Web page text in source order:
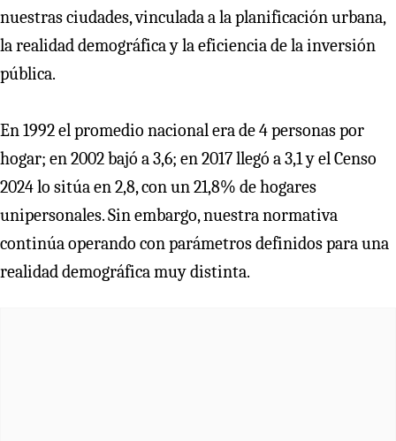
nuestras ciudades, vinculada a la planificación urbana,
la realidad demográfica y la eficiencia de la inversión
pública.
En 1992 el promedio nacional era de 4 personas por
hogar; en 2002 bajó a 3,6; en 2017 llegó a 3,1 y el Censo
2024 lo sitúa en 2,8, con un 21,8% de hogares
unipersonales. Sin embargo, nuestra normativa
continúa operando con parámetros definidos para una
realidad demográfica muy distinta.